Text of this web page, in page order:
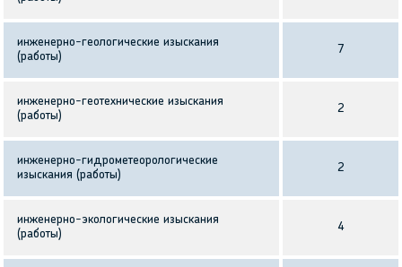
инженерно-геологические изыскания
(работы)
7
инженерно-геотехнические изыскания
(работы)
2
инженерно-гидрометеорологические
изыскания (работы)
2
инженерно-экологические изыскания
(работы)
4